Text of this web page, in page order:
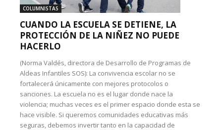
COLUMNISTAS
CUANDO LA ESCUELA SE DETIENE, LA
PROTECCIÓN DE LA NIÑEZ NO PUEDE
HACERLO
(Norma Valdés, directora de Desarrollo de Programas de
Aldeas Infantiles SOS): La convivencia escolar no se
fortalecerá únicamente con mejores protocolos o
sanciones. La escuela no es el lugar donde nace la
violencia; muchas veces es el primer espacio donde esta se
hace visible. Si queremos comunidades educativas más
seguras, debemos invertir tanto en la capacidad de